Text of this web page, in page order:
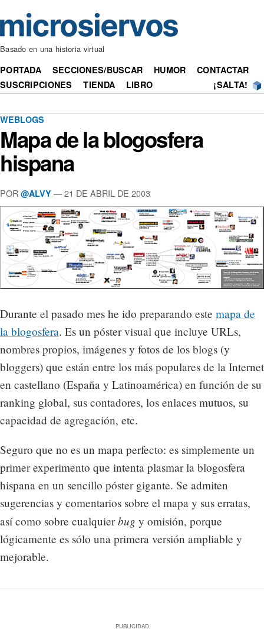
Basado en una historia virtual
PORTADA SECCIONES/BUSCAR HUMOR
CONTACTAR
SUSCRIPCIONES
TIENDA LIBRO ¡SALTA!
WEBLOGS
Mapa de la blogosfera
hispana
POR @ALVY — 21 DE ABRIL DE 2003
Durante el pasado mes he ido preparando este mapa de
la blogosfera. Es un póster visual que incluye URLs,
nombres propios, imágenes y fotos de los blogs (y
bloggers) que están entre los más populares de la Internet
en castellano (España y Latinoamérica) en función de su
ranking global, sus contadores, los enlaces mutuos, su
capacidad de agregación, etc.
Seguro que no es un mapa perfecto: es simplemente un
primer experimento que intenta plasmar la blogosfera
hispana en un sencillo póster gigante. Se admiten
sugerencias y comentarios sobre el mapa y sus erratas,
así como sobre cualquierbug y omisión, porque
lógicamente es sólo una primera versión ampliable y
mejorable.
PUBLICIDAD